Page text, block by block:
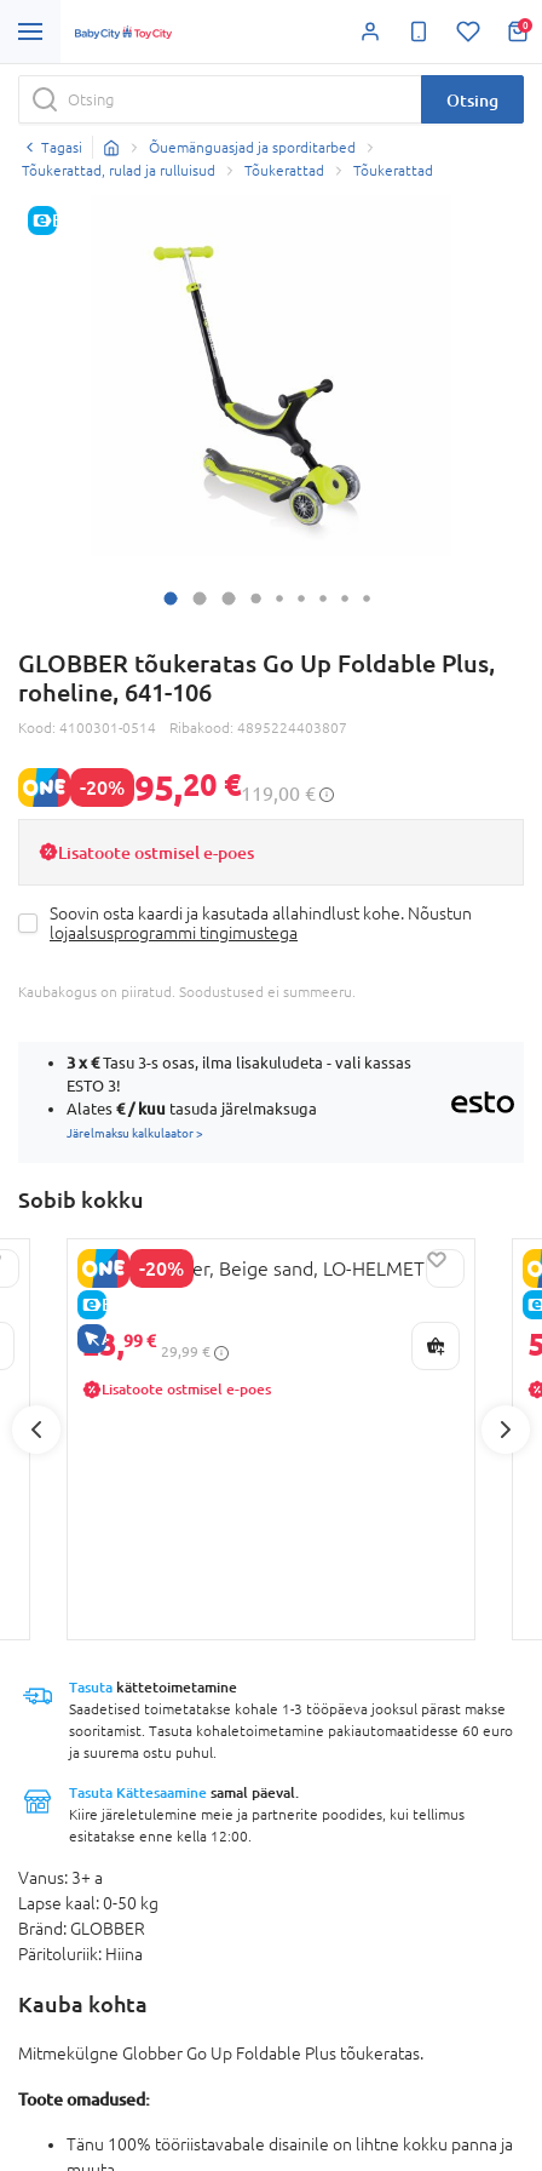
0
Otsing
Tagasi
Õuemänguasjad ja sporditarbed
Tõukerattad, rulad ja rulluisud
Tõukerattad Tõukerattad
E-HIND
GLOBBER tõukeratas Go Up Foldable Plus,
roheline, 641-106
Kood: 4100301-0514 Ribakood: 4895224403807
-20% 95,20 €119,00 €
Lisatoote ostmisel e-poes
Soovin osta kaardi ja kasutada allahindlust kohe. Nõustun
lojaalsusprogrammi tingimustega
Kaubakogus on piiratud. Soodustused ei summeeru.
3 x€Tasu 3-s osas, ilma lisakuludeta - vali kassas
ESTO 3!
Alates € / kuu tasuda järelmaksuga
Järelmaksu kalkulaator >
Sobib kokku
-20%
E-HIND
AINULT VEEBIS
LIONELO kiiver, Beige sand, LO-HELMET
23,99 €
29,99 €
Lisatoote ostmisel e-poes
Tasuta kättetoimetamine
Saadetised toimetatakse kohale 1-3 tööpäeva jooksul pärast makse
sooritamist. Tasuta kohaletoimetamine pakiautomaatidesse 60 euro
ja suurema ostu puhul.
Tasuta Kättesaamine samal päeval.
Kiire järeletulemine meie ja partnerite poodides, kui tellimus
esitatakse enne kella 12:00.
Vanus: 3+ a
Lapse kaal:0-50 kg
Bränd: GLOBBER
Päritoluriik: Hiina
Kauba kohta
Mitmekülgne Globber Go Up Foldable Plus tõukeratas.
Toote omadused:
Tänu 100% tööriistavabale disainile on lihtne kokku panna ja